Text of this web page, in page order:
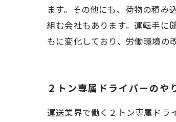
ます。その他にも、荷物の積み
組む会社もあります。運転手に
もに変化しており、労働環境の
２トン専属ドライバーのや
運送業界で働く２トン専属ドラ